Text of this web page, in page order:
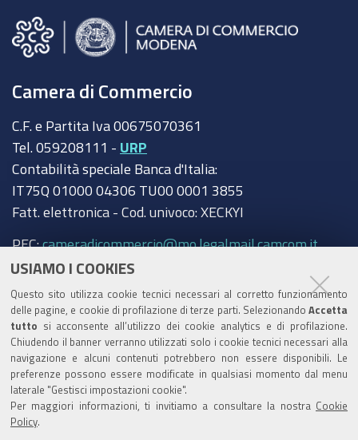
USIAMO I COOKIES
Questo sito utilizza cookie tecnici necessari al corretto funzionamento
delle pagine, e cookie di profilazione di terze parti. Selezionando Accetta
tutto si acconsente all’utilizzo dei cookie analytics e di profilazione.
Chiudendo il banner verranno utilizzati solo i cookie tecnici necessari alla
navigazione e alcuni contenuti potrebbero non essere disponibili. Le
preferenze possono essere modificate in qualsiasi momento dal menu
laterale "Gestisci impostazioni cookie".
Per maggiori informazioni, ti invitiamo a consultare la nostra Cookie
Policy
Camera di Commercio
C.F. e Partita Iva 00675070361
Tel. 059208111 - URP
Contabilità speciale Banca d'Italia:
IT75Q 01000 04306 TU00 0001 3855
Fatt. elettronica - Cod. univoco: XECKYI
PEC:cameradicommercio@mo.legalmail.camcom.it
Trasparenza
Amministrazione trasparente
Albo Camerale
Pubblicità Legale
Area riservata Amministratori